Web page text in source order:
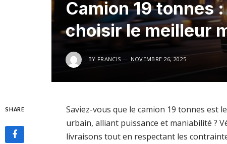
Camion 19 tonnes
choisir le meilleur
BY FRANCIS NOVEMBRE 26, 2025
SHARE
Saviez-vous que le camion 19 tonnes
urbain, alliant puissance et maniabilité ?
livraisons tout en respectant les